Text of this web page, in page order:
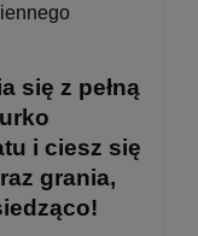
się z pełną
i ciesz się
grania,